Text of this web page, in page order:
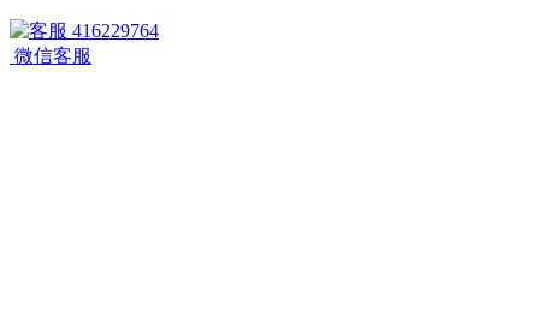
416229764
微信客服